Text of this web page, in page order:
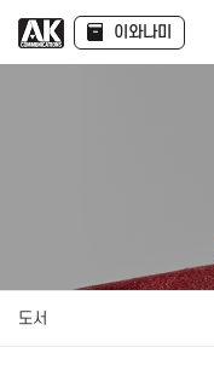
이와나미
도서